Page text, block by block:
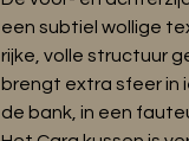
een subtiel wollige
rijke, volle structuur
brengt extra sfeer in
de bank, in een